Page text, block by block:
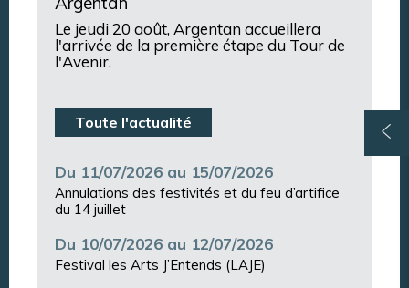
Le jeudi 20 août, Argentan accueillera
l'arrivée de la première étape du Tour de
l'Avenir.
Toute l'actualité
Du 11/07/2026 au 15/07/2026
Annulations des festivités et du feu d’artifice
du 14 juillet
Du 10/07/2026 au 12/07/2026
Festival les Arts J’Entends (LAJE)